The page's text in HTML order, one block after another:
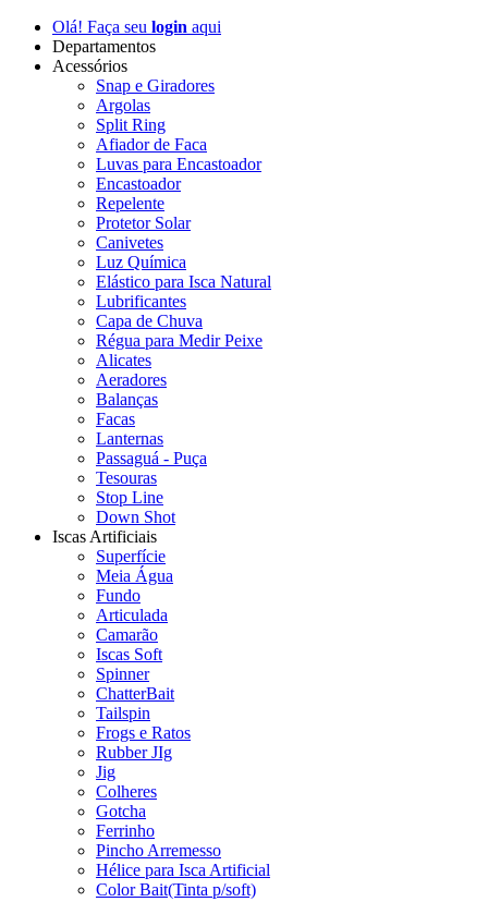
Olá! Faça seu login aqui
Departamentos
Acessórios
Snap e Giradores
Argolas
Split Ring
Afiador de Faca
Luvas para Encastoador
Encastoador
Repelente
Protetor Solar
Canivetes
Luz Química
Elástico para Isca Natural
Lubrificantes
Capa de Chuva
Régua para Medir Peixe
Alicates
Aeradores
Balanças
Facas
Lanternas
Passaguá - Puça
Tesouras
Stop Line
Down Shot
Iscas Artificiais
Superfície
Meia Água
Fundo
Articulada
Camarão
Iscas Soft
Spinner
ChatterBait
Tailspin
Frogs e Ratos
Rubber JIg
Jig
Colheres
Gotcha
Ferrinho
Pincho Arremesso
Hélice para Isca Artificial
Color Bait(Tinta p/soft)